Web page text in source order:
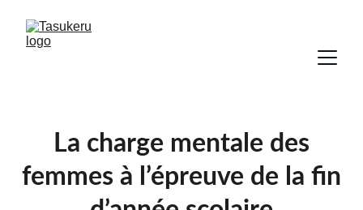
La charge mentale des
femmes à l’épreuve de la fin